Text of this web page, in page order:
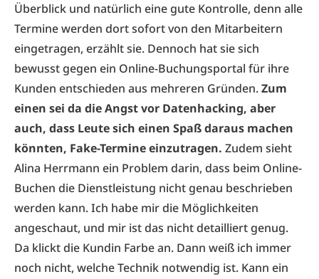
Überblick und natürlich eine gute Kontrolle, denn alle
Termine werden dort sofort von den Mitarbeitern
eingetragen, erzählt sie. Dennoch hat sie sich
bewusst gegen ein Online-Buchungsportal für ihre
Kunden entschieden aus mehreren Gründen.Zum
einen sei da die Angst vor Datenhacking, aber
auch, dass Leute sich einen Spaß daraus machen
könnten, Fake-Termine einzutragen. Zudem sieht
Alina Herrmann ein Problem darin, dass beim Online-
Buchen die Dienstleistung nicht genau beschrieben
werden kann. Ich habe mir die Möglichkeiten
angeschaut, und mir ist das nicht detailliert genug.
Da klickt die Kundin Farbe an. Dann weiß ich immer
noch nicht, welche Technik notwendig ist. Kann ein